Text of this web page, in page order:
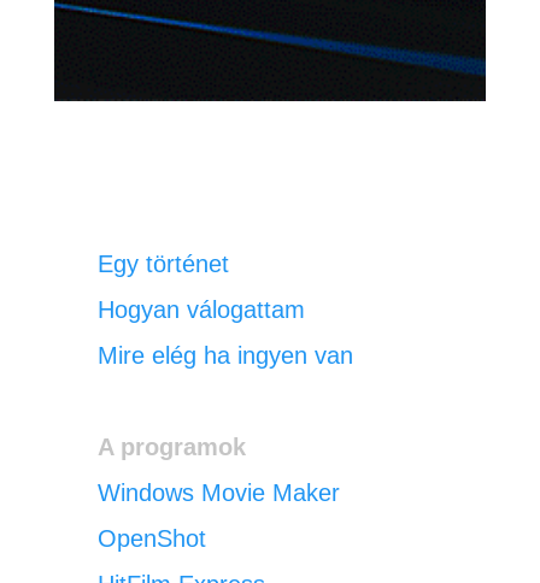
Egy történet
Hogyan válogattam
Mire elég ha ingyen van
A programok
Windows Movie Maker
OpenShot